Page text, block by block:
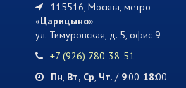
115516, Москва, метро
«Царицыно»
ул. Тимуровская, д. 5, офис 9
+7 (926) 780-38-51
Пн, Вт, Ср, Чт. / 9:00-18:00